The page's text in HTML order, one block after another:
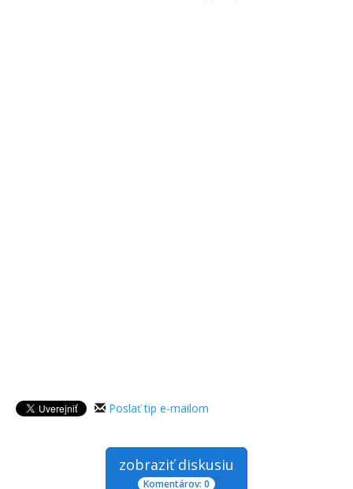
Poslať tip e-mailom
zobraziť diskusiu
Komentárov: 0